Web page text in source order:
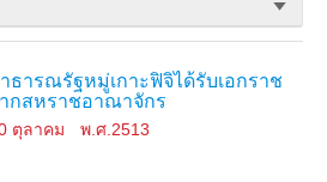
ธารณรัฐหมู่เกาะฟิจิได้รับเอกราช
กสหราชอาณาจักร
ตุลาคม พ.ศ.2513